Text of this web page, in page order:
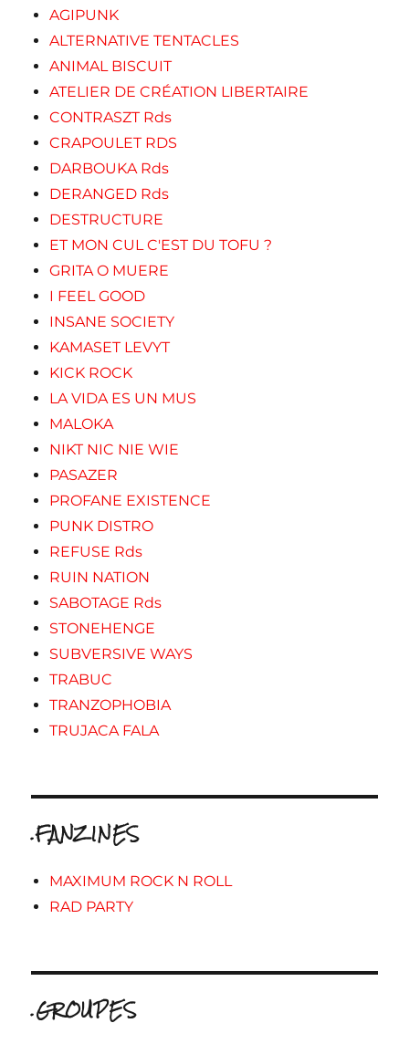
AGIPUNK
ALTERNATIVE TENTACLES
ANIMAL BISCUIT
ATELIER DE CRÉATION LIBERTAIRE
CONTRASZT Rds
CRAPOULET RDS
DARBOUKA Rds
DERANGED Rds
DESTRUCTURE
ET MON CUL C'EST DU TOFU ?
GRITA O MUERE
I FEEL GOOD
INSANE SOCIETY
KAMASET LEVYT
KICK ROCK
LA VIDA ES UN MUS
MALOKA
NIKT NIC NIE WIE
PASAZER
PROFANE EXISTENCE
PUNK DISTRO
REFUSE Rds
RUIN NATION
SABOTAGE Rds
STONEHENGE
SUBVERSIVE WAYS
TRABUC
TRANZOPHOBIA
TRUJACA FALA
.FANZINES
MAXIMUM ROCK N ROLL
RAD PARTY
.GROUPES